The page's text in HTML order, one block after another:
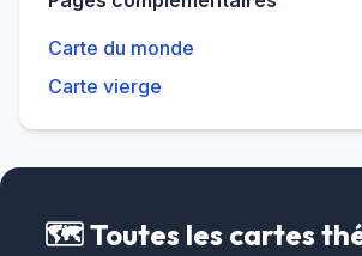
Carte du monde
Carte vierge
🗺️ Toutes les cartes